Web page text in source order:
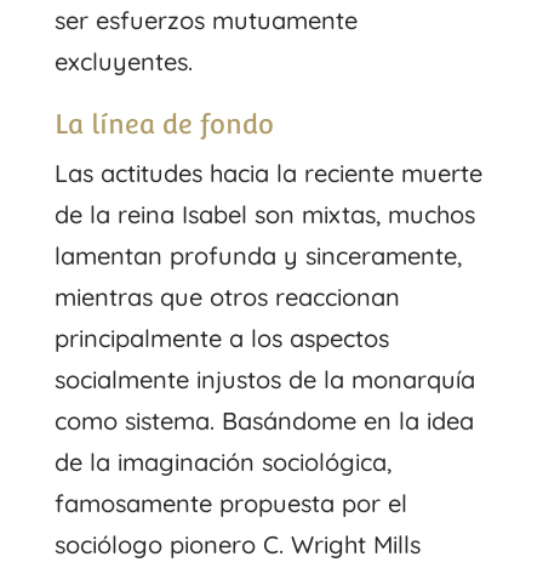
ser esfuerzos mutuamente
excluyentes.
La línea de fondo
Las actitudes hacia la reciente muerte
de la reina Isabel son mixtas, muchos
lamentan profunda y sinceramente,
mientras que otros reaccionan
principalmente a los aspectos
socialmente injustos de la monarquía
como sistema. Basándome en la idea
de la imaginación sociológica,
famosamente propuesta por el
sociólogo pionero C. Wright Mills